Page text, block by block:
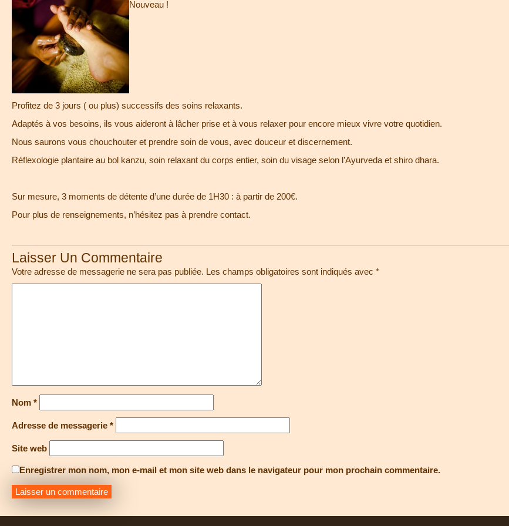
Nouveau !
Profitez de 3 jours ( ou plus) successifs des soins relaxants.
Adaptés à vos besoins, ils vous aideront à lâcher prise et à vous relaxer pour encore mieux vivre votre quotidien.
Nous saurons vous chouchouter et prendre soin de vous, avec douceur et discernement.
Réflexologie plantaire au bol kanzu, soin relaxant du corps entier, soin du visage selon l’Ayurveda et shiro dhara.
Sur mesure, 3 moments de détente d’une durée de 1H30 : à partir de 200€.
Pour plus de renseignements, n’hésitez pas à prendre contact.
Laisser Un Commentaire
Votre adresse de messagerie ne sera pas publiée. Les champs obligatoires sont indiqués avec *
Nom *
Adresse de messagerie *
Site web
Enregistrer mon nom, mon e-mail et mon site web dans le navigateur pour mon prochain commentaire.